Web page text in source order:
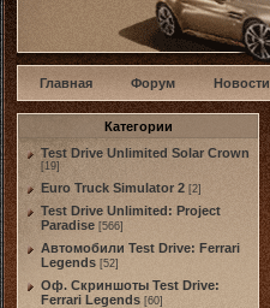
Главная Форум Новости
Категории
Test Drive Unlimited Solar Crown
[19]
Euro Truck Simulator 2 [2]
Test Drive Unlimited: Project
Paradise [566]
Автомобили Test Drive: Ferrari
Legends [52]
Оф. Скриншоты Test Drive:
Ferrari Legends [60]